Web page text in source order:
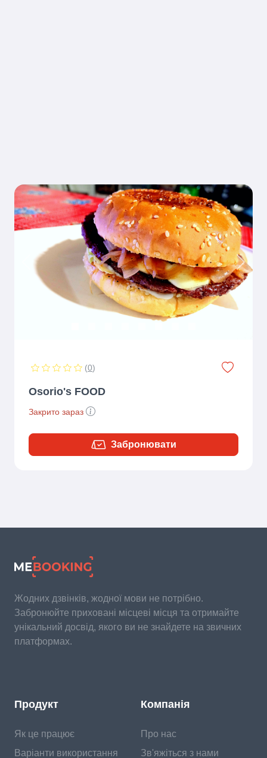
Next
(0)
Osorio's FOOD
Закрито зараз
Забронювати
Жодних дзвінків, жодної мови не потрібно.
Забронюйте приховані місцеві місця та отримайте
унікальний досвід, якого ви не знайдете на звичних
платформах.
Продукт
Як це працює
Варіанти використання
Компанія
Про нас
Зв'яжіться з нами